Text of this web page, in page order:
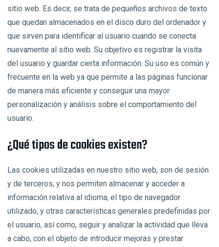
sitio web. Es decir, se trata de pequeños archivos de texto
que quedan almacenados en el disco duro del ordenador y
que sirven para identificar al usuario cuando se conecta
nuevamente al sitio web. Su objetivo es registrar la visita
del usuario y guardar cierta información. Su uso es común y
frecuente en la web ya que permite a las páginas funcionar
de manera más eficiente y conseguir una mayor
personalización y análisis sobre el comportamiento del
usuario.
¿Qué tipos de cookies existen?
Las cookies utilizadas en nuestro sitio web, son de sesión
y de terceros, y nos permiten almacenar y acceder a
información relativa al idioma, el tipo de navegador
utilizado, y otras características generales predefinidas por
el usuario, así como, seguir y analizar la actividad que lleva
a cabo, con el objeto de introducir mejoras y prestar